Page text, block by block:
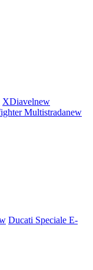
XDiavelnew
Multistradanew
Ducati Speciale E-